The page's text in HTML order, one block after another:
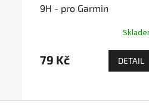
9H - pro Garmin
79 Kč DETAIL